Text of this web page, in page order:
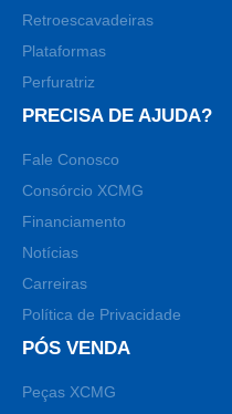
Retroescavadeiras
Plataformas
Perfuratriz
PRECISA DE AJUDA?
Fale Conosco
Consórcio XCMG
Financiamento
Notícias
Carreiras
Política de Privacidade
PÓS VENDA
Peças XCMG